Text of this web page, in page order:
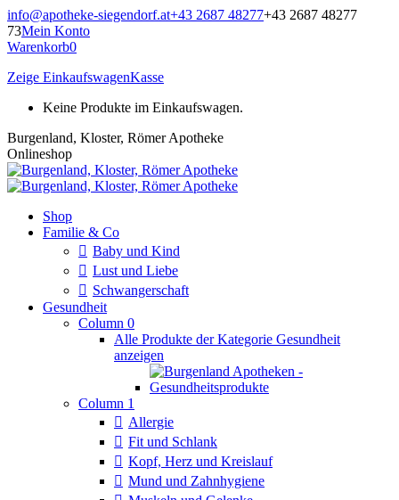
Zum
Inhalt
springen
info@apotheke-siegendorf.at+43 2687 48277+43 2687 48277
73Mein Konto
Warenkorb0
Zeige EinkaufswagenKasse
Keine Produkte im Einkaufswagen.
Burgenland, Kloster, Römer Apotheke
Onlineshop
Shop
Familie & Co
Baby und Kind
Lust und Liebe
Schwangerschaft
Gesundheit
Column 0
Alle Produkte der Kategorie Gesundheit
anzeigen
Column 1
Allergie
Fit und Schlank
Kopf, Herz und Kreislauf
Mund und Zahnhygiene